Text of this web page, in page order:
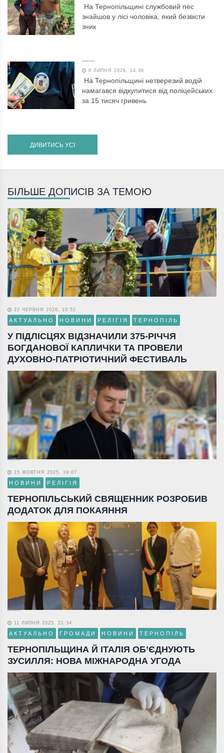
На Тернопільщині службовий пес
знайшов у лісі чоловіка, який безвісти
зник
6 ЛИПНЯ 2026, 14:36
На Тернопільщині нетверезий водій
намагався відкупитися від поліцейських
за 15 тисяч гривень
ДИВИТИСЬ УСІ
БІЛЬШЕ ДОПИСІВ ЗА ТЕМОЮ
22 ЧЕРВНЯ 2026, 10:52
АКТУАЛЬНО НОВИНИ РЕЛІГІЯ ТЕРНОПІЛЬ
У ПІДЛІСЦЯХ ВІДЗНАЧИЛИ 375-РІЧЧЯ
БОГДАНОВОЇ КАПЛИЧКИ ТА ПРОВЕЛИ
ДУХОВНО-ПАТРІОТИЧНИЙ ФЕСТИВАЛЬ
15 ЖОВТНЯ 2025, 19:07
НОВИНИ РЕЛІГІЯ
ТЕРНОПІЛЬСЬКИЙ СВЯЩЕННИК РОЗРОБИВ
ДОДАТОК ДЛЯ ПОКАЯННЯ
11 ЛИПНЯ 2025, 21:34
АКТУАЛЬНО ГРОМАДИ НОВИНИ ТЕРНОПІЛЬ
ТЕРНОПІЛЬЩИНА Й ІТАЛІЯ ОБ’ЄДНУЮТЬ
ЗУСИЛЛЯ: НОВА МІЖНАРОДНА УГОДА